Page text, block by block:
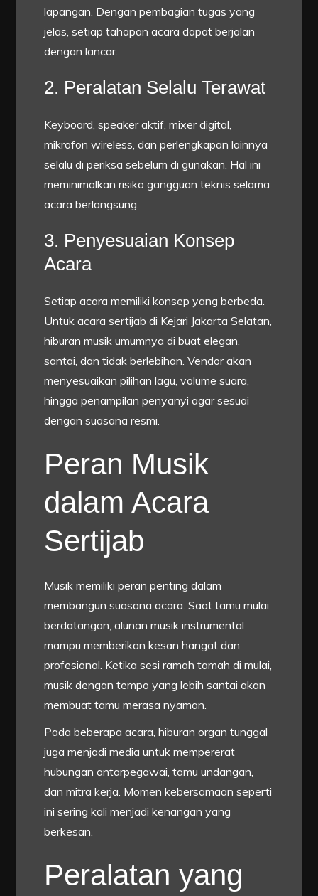
lapangan. Dengan pembagian tugas yang
jelas, setiap tahapan acara dapat berjalan
dengan lancar.
2. Peralatan Selalu Terawat
Keyboard, speaker aktif, mixer digital,
mikrofon wireless, dan perlengkapan lainnya
selalu di periksa sebelum di gunakan. Hal ini
meminimalkan risiko gangguan teknis selama
acara berlangsung.
3. Penyesuaian Konsep
Acara
Setiap acara memiliki konsep yang berbeda.
Untuk acara sertijab di Kejari Jakarta Selatan,
hiburan musik umumnya di buat elegan,
santai, dan tidak berlebihan. Vendor akan
menyesuaikan pilihan lagu, volume suara,
hingga penampilan penyanyi agar sesuai
dengan suasana resmi.
Peran Musik
dalam Acara
Sertijab
Musik memiliki peran penting dalam
membangun suasana acara. Saat tamu mulai
berdatangan, alunan musik instrumental
mampu memberikan kesan hangat dan
profesional. Ketika sesi ramah tamah di mulai,
musik dengan tempo yang lebih santai akan
membuat tamu merasa nyaman.
Pada beberapa acara,hiburan organ tunggal
juga menjadi media untuk mempererat
hubungan antarpegawai, tamu undangan,
dan mitra kerja. Momen kebersamaan seperti
ini sering kali menjadi kenangan yang
berkesan.
Peralatan yang